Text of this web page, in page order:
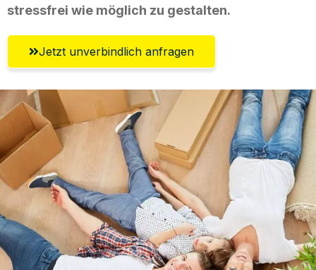
stressfrei wie möglich zu gestalten.
Jetzt unverbindlich anfragen